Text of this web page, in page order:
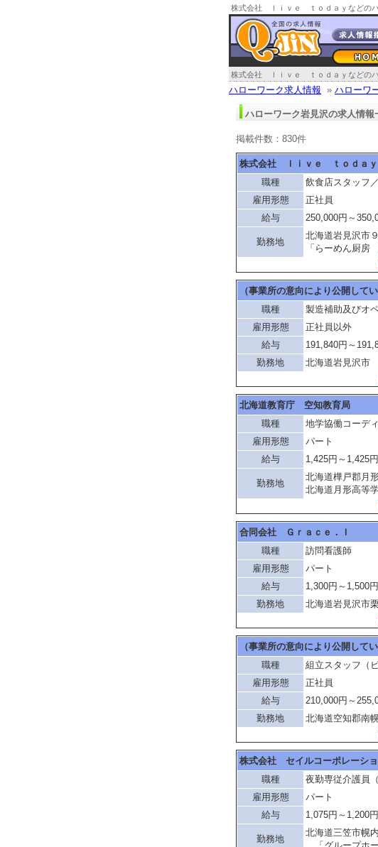
株式会社 ｌｉｖｅ ｔｏｄａｙなどの
求人情報
株式会社 ｌｉｖｅ ｔｏｄａｙなどのハ
ハローワーク求人情報 » ハローワ
ハローワーク岩見沢の求人情報
掲載件数：830件
株式会社 ｌｉｖｅ ｔｏｄａｙ
職種
飲食店スタッフ
雇用形態
正社員
給与
250,000円～
勤務地
北海道岩見沢市
「らーめん厨房
（事業所の意向により公開してい
職種
製造補助及びオ
雇用形態
正社員以外
給与
191,840円～
勤務地
北海道岩見沢市
北海道教育庁 空知教育局
職種
地学協働コーデ
雇用形態
パート
給与
1,425円～1,425円
勤務地
北海道樺戸郡月
北海道月形高等
合同会社 Ｇｒａｃｅ．Ｉ
職種
訪問看護師
雇用形態
パート
給与
1,300円～1,500円
勤務地
北海道岩見沢市
（事業所の意向により公開してい
職種
組立スタッフ（
雇用形態
正社員
給与
210,000円～
勤務地
北海道空知郡南
株式会社 セイルコーポレーシ
職種
夜勤専従介護員
雇用形態
パート
給与
1,075円～1,200円
勤務地
北海道三笠市幌